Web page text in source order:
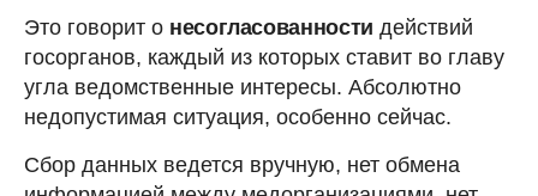
Это говорит о несогласованности действий
госорганов, каждый из которых ставит во главу
угла ведомственные интересы. Абсолютно
недопустимая ситуация, особенно сейчас.
Сбор данных ведется вручную, нет обмена